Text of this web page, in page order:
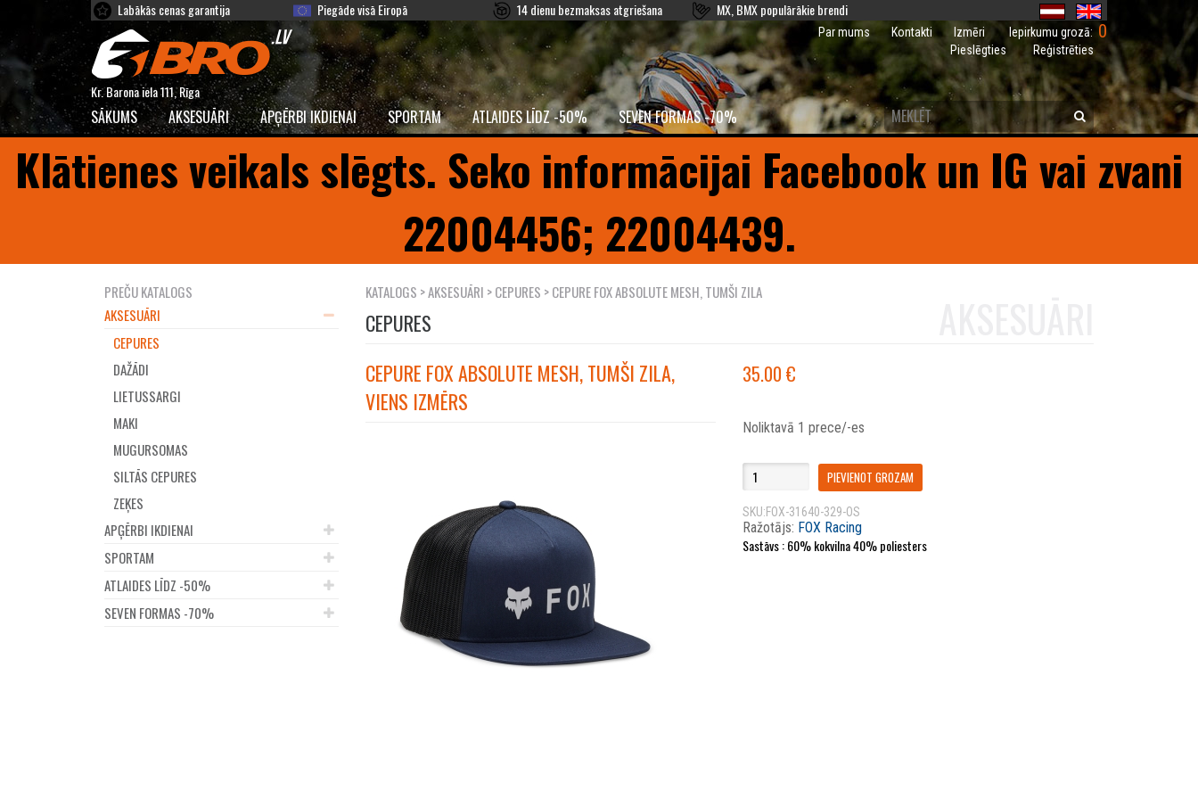
Labākās cenas garantija Piegāde visā Eiropā 14 dienu bezmaksas atgriešana MX, BMX populārākie brendi
Kr. Barona iela 111, Rīga
Iepirkumu grozā: 0
Par mums Kontakti
Izmēri
Pieslēgties
Reģistrēties
SĀKUMS AKSESUĀRI APĢĒRBI IKDIENAI SPORTAM ATLAIDES LĪDZ -50% SEVEN FORMAS -70%
Klātienes veikals slēgts. Seko informācijai Facebook un IG vai zvani
22004456; 22004439.
PREČU KATALOGS
AKSESUĀRI
CEPURES
DAŽĀDI
LIETUSSARGI
MAKI
MUGURSOMAS
SILTĀS CEPURES
ZEĶES
APĢĒRBI IKDIENAI
SPORTAM
ATLAIDES LĪDZ -50%
SEVEN FORMAS -70%
KATALOGS >AKSESUĀRI >CEPURES > CEPURE FOX ABSOLUTE MESH, TUMŠI ZILA
CEPURES
CEPURE FOX ABSOLUTE MESH, TUMŠI ZILA,
VIENS IZMĒRS
35.00
Noliktavā 1 prece/-es
PIEVIENOT GROZAM
SKU:FOX-31640-329-OS
Ražotājs: FOX Racing
Sastāvs : 60% kokvilna 40% poliesters